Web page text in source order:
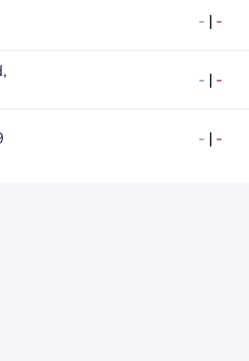
- | -
- | -
- | -